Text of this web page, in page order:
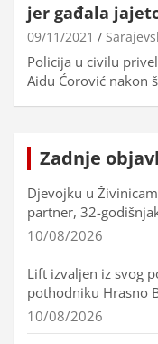
jer gađala
09/11/2021
Policija u civilu
Aidu Ćorović nakon
Zadnje
Djevojku u
partner, 32-
10/08/2026
Lift izvaljen iz svog
pothodniku Hrasno
10/08/2026